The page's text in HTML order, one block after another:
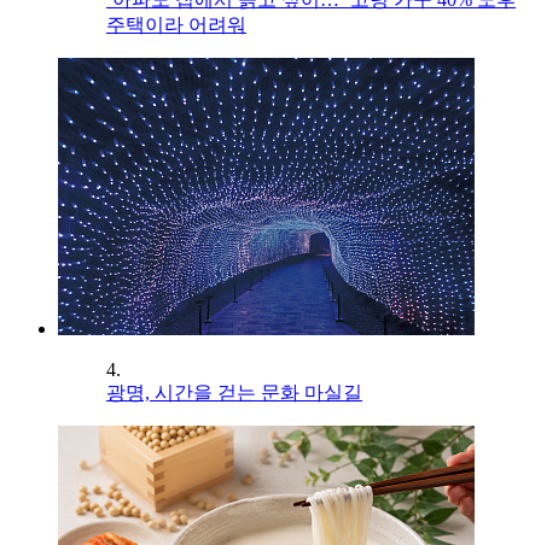
주택이라 어려워
4.
광명, 시간을 걷는 문화 마실길